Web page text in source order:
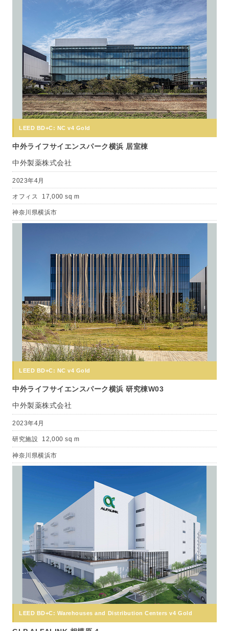
LEED BD+C: NC v4 Gold
中外ライフサイエンスパーク横浜 居室棟
中外製薬株式会社
2023年4月
オフィス 17,000 sq m
神奈川県横浜市
LEED BD+C: NC v4 Gold
中外ライフサイエンスパーク横浜 研究棟W03
中外製薬株式会社
2023年4月
研究施設 12,000 sq m
神奈川県横浜市
LEED BD+C: Warehouses and Distribution Centers v4 Gold